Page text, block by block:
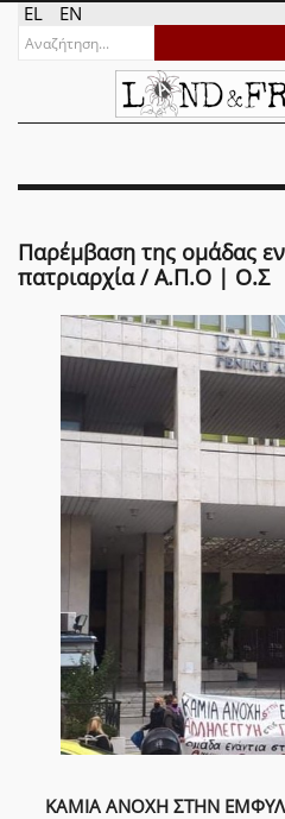
EL EN
Παρέμβαση της ομάδας
πατριαρχία / Α.Π.Ο | Ο.Σ
ΚΑΜΙΑ ΑΝΟΧΗ ΣΤΗΝ